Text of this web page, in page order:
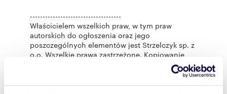
------------------------------------
Właścicielem wszelkich praw, w tym praw
autorskich do ogłoszenia oraz jego
poszczególnych elementów jest Strzelczyk sp. z
o.o. Wszelkie prawa zastrzeżone. Kopiowanie,
rozpowszechnianie lub wykorzystywanie treści
wykraczające poza dozwolony użytek jest
zabronione.